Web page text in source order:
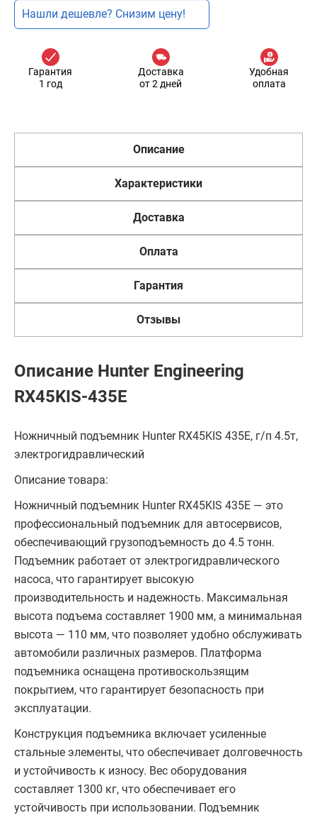
Нашли дешевле? Снизим цену!
Гарантия
1 год
Доставка
от 2 дней
Удобная
оплата
Описание
Характеристики
Доставка
Оплата
Гарантия
Отзывы
Описание Hunter Engineering
RX45KIS-435E
Ножничный подъемник Hunter RX45KIS 435E, г/п 4.5т,
электрогидравлический
Описание товара:
Ножничный подъемник Hunter RX45KIS 435E — это
профессиональный подъемник для автосервисов,
обеспечивающий грузоподъемность до 4.5 тонн.
Подъемник работает от электрогидравлического
насоса, что гарантирует высокую
производительность и надежность. Максимальная
высота подъема составляет 1900 мм, а минимальная
высота — 110 мм, что позволяет удобно обслуживать
автомобили различных размеров. Платформа
подъемника оснащена противоскользящим
покрытием, что гарантирует безопасность при
эксплуатации.
Конструкция подъемника включает усиленные
стальные элементы, что обеспечивает долговечность
и устойчивость к износу. Вес оборудования
составляет 1300 кг, что обеспечивает его
устойчивость при использовании. Подъемник